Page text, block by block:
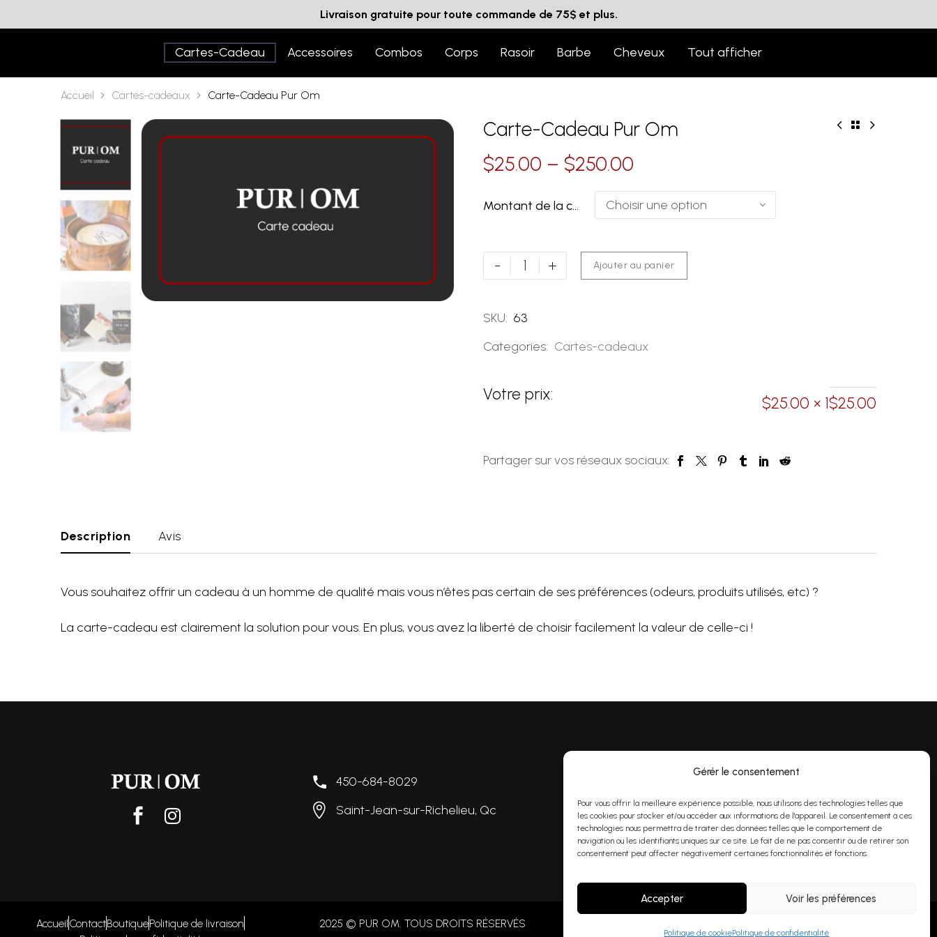
Gérér le consentement
Pour vous offrir la meilleure expérience possible, nous utilisons des technologies telles que
les cookies pour stocker et/ou accéder aux informations de l'appareil. Le consentement à ces
technologies nous permettra de traiter des données telles que le comportement de
navigation ou les identifiants uniques sur ce site. Le fait de ne pas consentir ou de retirer son
consentement peut affecter négativement certaines fonctionnalités et fonctions.
Accepter Voir les préférences
Politique de cookiePolitique de confidentialité
Livraison gratuite pour toute commande de 75$ et plus.
Cartes-Cadeau Accessoires Combos Corps Rasoir Barbe Cheveux Tout afficher
Accueil Cartes-cadeaux Carte-Cadeau Pur Om
Carte-Cadeau Pur Om
$25.00 – $250.00
Montant de la carte-cadeau Choisir une option
- + Ajouter au panier
SKU: 63
Categories: Cartes-cadeaux
Votre prix: $25.00 × 1$25.00
Partager sur vos réseaux sociaux:
Description Avis
Vous souhaitez offrir un cadeau à un homme de qualité mais vous n’êtes pas certain de ses préférences (odeurs, produits utilisés, etc) ?
La carte-cadeau est clairement la solution pour vous. En plus, vous avez la liberté de choisir facilement la valeur de celle-ci !
450-684-8029
Saint-Jean-sur-Richelieu, Qc
info@purom.ca
AccueilContactBoutiquePolitique de livraison
2025 © PUR OM. TOUS DROITS RÉSERVÉS